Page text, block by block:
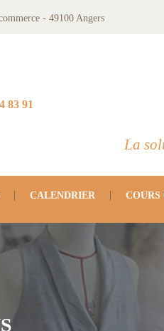
- 49100 Angers
83 91
La
CALENDRIER COURS